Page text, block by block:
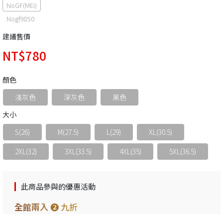
NoGF(MEi)
Nogf9850
建議售價
NT$780
顏色
淺灰色
深灰色
黑色
大小
S(26)
M(27.5) L(29)
XL(30.5)
2XL(32)
3XL(33.5) 4XL(35) 5XL(36.5)
此商品參與的優惠活動
全館兩入 ❷ 九折